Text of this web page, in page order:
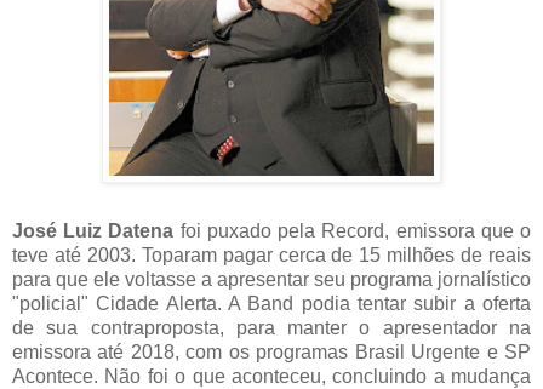
José Luiz Datena foi puxado pela Record, emissora que o
teve até 2003. Toparam pagar cerca de 15 milhões de reais
para que ele voltasse a apresentar seu programa jornalístico
"policial" Cidade Alerta. A Band podia tentar subir a oferta
de sua contraproposta, para manter o apresentador na
emissora até 2018, com os programas Brasil Urgente e SP
Acontece. Não foi o que aconteceu, concluindo a mudança